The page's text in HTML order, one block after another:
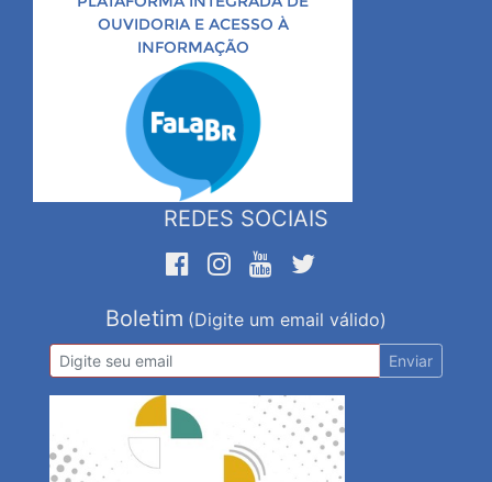
OUVIDORIA E ACESSO À
INFORMAÇÃO
REDES SOCIAIS
Boletim (Digite um email válido)
Enviar